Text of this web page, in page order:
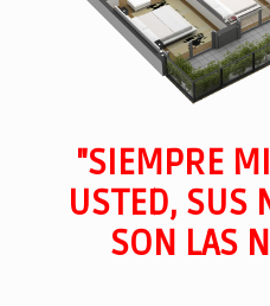
"SIEMPRE
USTED, SUS
SON LAS